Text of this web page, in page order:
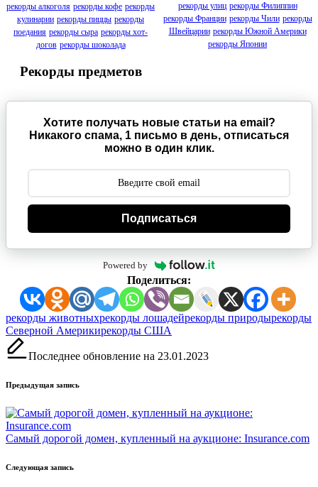
рекорды алкоголя рекорды кофе рекорды
кулинарии рекорды пиццы рекорды
поедания рекорды сыра рекорды хот-
догов рекорды шоколада
Рекорды предметов
рекорды улиц рекорды Филиппин
рекорды Франции рекорды Чили рекорды
Швейцарии рекорды Южной Америки
рекорды Японии
Хотите получать новые статьи на email?
Никакого спама, 1 письмо в день, отписаться
можно в один клик.
Подписаться
Powered by
Поделиться:
Метки:
рекорды животныхрекорды лошадейрекорды природырекорды
Северной Америкирекорды США
Последнее обновление на 23.01.2023
Навигация
записи
Предыдущая запись
Самый дорогой домен, купленный на аукционе: Insurance.com
Следующая запись